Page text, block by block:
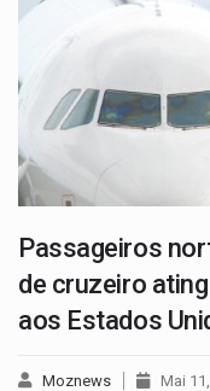
Passageiros
de cruzeiro
aos Estados
Moznews Mai